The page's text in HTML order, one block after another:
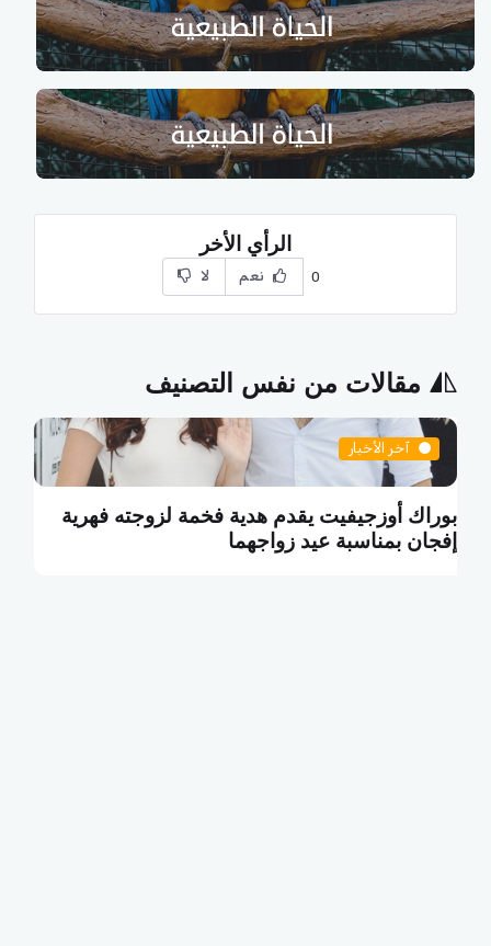
الرأي الأخر
0 نعم لا
مقالات من نفس التصنيف
آخر الأخبار
بوراك أوزجيفيت يقدم هدية فخمة لزوجته فهرية
إفجان بمناسبة عيد زواجهما